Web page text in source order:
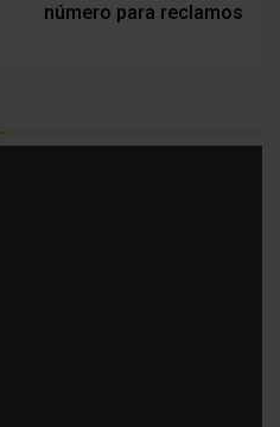
número para reclamos